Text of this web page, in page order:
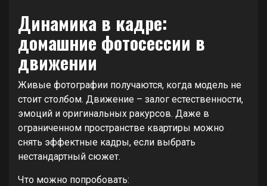
Динамика в кадре:
домашние фотосессии в
движении
Живые фотографии получаются, когда модель не
стоит столбом. Движение – залог естественности,
эмоций и оригинальных ракурсов. Даже в
ограниченном пространстве квартиры можно
снять эффектные кадры, если выбрать
нестандартный сюжет.
Что можно попробовать: